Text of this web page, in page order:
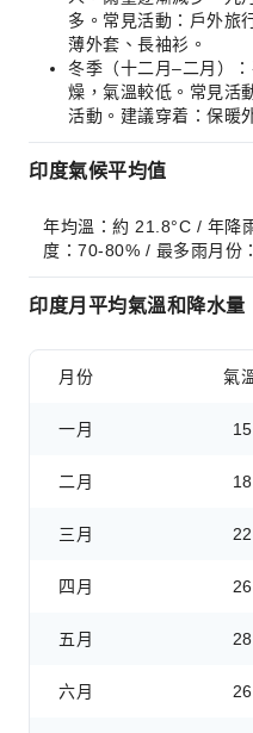
多。常見活動：戶外旅
薄外套、長袖衫。
冬季（十二月–二月）
燥，氣溫較低。常見活
活動。建議穿着：保暖
印度氣候平均值
年均溫：約 21.8°C / 年降
度：70-80% / 最多雨月份
印度月平均氣溫和降水量
月份 氣
一月
二月
三月
四月
五月
六月